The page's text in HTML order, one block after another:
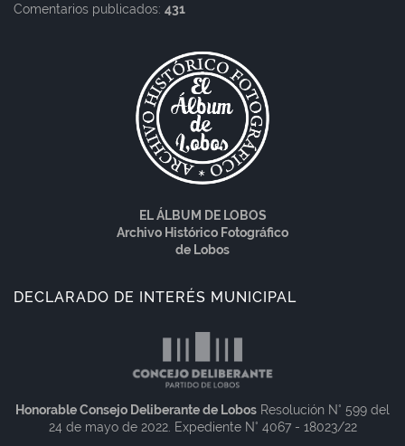
Comentarios publicados: 431
EL ÁLBUM DE LOBOS
Archivo Histórico Fotográfico
de Lobos
DECLARADO DE INTERÉS MUNICIPAL
Honorable Consejo Deliberante de Lobos Resolución N° 599 del
24 de mayo de 2022. Expediente N° 4067 - 18023/22